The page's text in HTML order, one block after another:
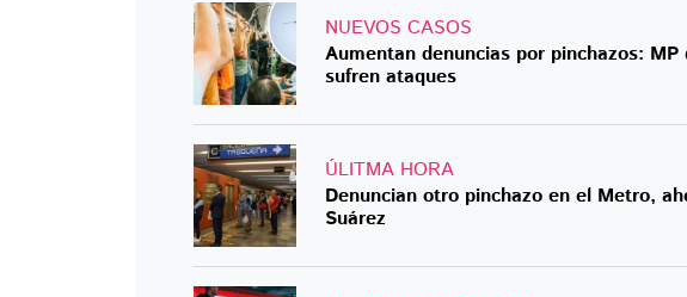
NUEVOS CASOS
Aumentan denuncias por pinchazos:
sufren ataques
ÚLITMA HORA
Denuncian otro pinchazo en el Metro,
Suárez